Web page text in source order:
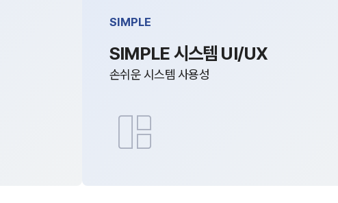
SIMPLE
SIMPLE 시스템 UI/UX
손쉬운 시스템 사용성
auto_awesome_mosaic